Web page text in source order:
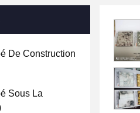
De Construction
Sous La